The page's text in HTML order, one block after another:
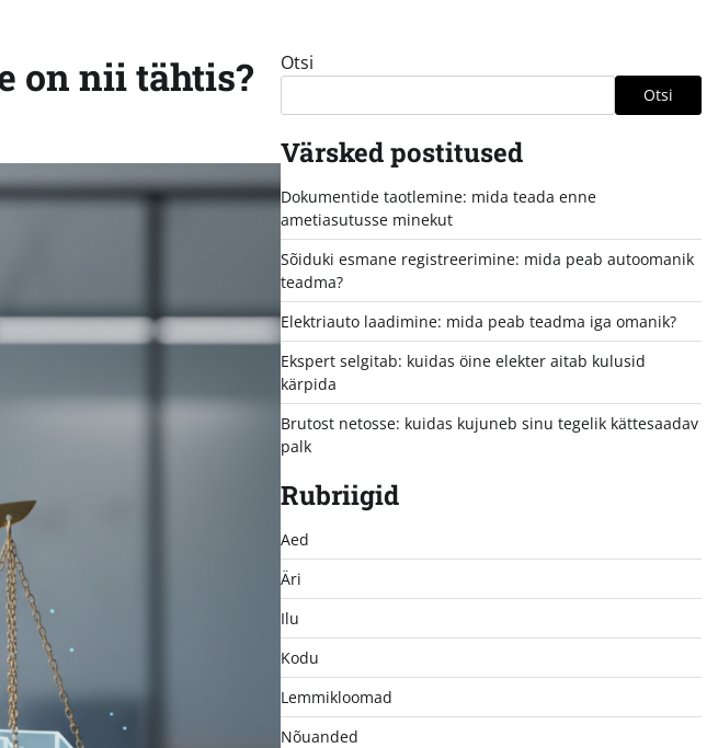
on nii tähtis? Otsi
Otsi
Värsked postitused
Dokumentide taotlemine: mida teada enne
ametiasutusse minekut
Sõiduki esmane registreerimine: mida peab autoomanik
teadma?
Elektriauto laadimine: mida peab teadma iga omanik?
Ekspert selgitab: kuidas öine elekter aitab kulusid
kärpida
Brutost netosse: kuidas kujuneb sinu tegelik kättesaadav
palk
Rubriigid
Aed
Äri
Ilu
Kodu
Lemmikloomad
Nõuanded